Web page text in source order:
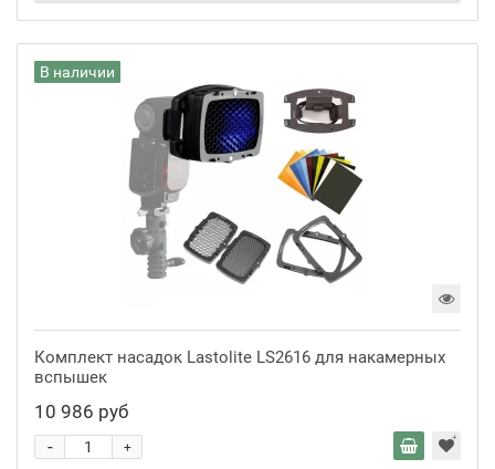
В наличии
Комплект насадок Lastolite LS2616 для накамерных
вспышек
10 986 руб
+
-